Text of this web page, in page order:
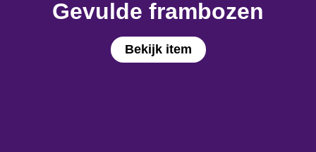
Bekijk item
Gevulde frambozen